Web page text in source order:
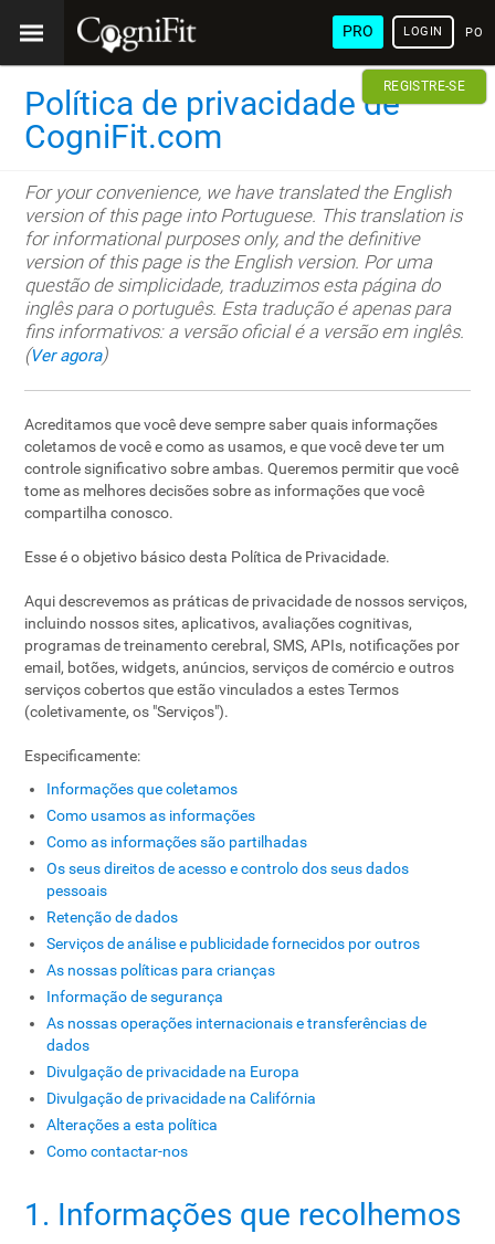
PRO LOGIN
REGISTRE-SE
Política de privacidade de
CogniFit.com
For your convenience, we have translated the English
version of this page into Portuguese. This translation is
for informational purposes only, and the definitive
version of this page is the English version. Por uma
questão de simplicidade, traduzimos esta página do
inglês para o português. Esta tradução é apenas para
fins informativos: a versão oficial é a versão em inglês.
(Ver agora)
Acreditamos que você deve sempre saber quais informações
coletamos de você e como as usamos, e que você deve ter um
controle significativo sobre ambas. Queremos permitir que você
tome as melhores decisões sobre as informações que você
compartilha conosco.
Esse é o objetivo básico desta Política de Privacidade.
Aqui descrevemos as práticas de privacidade de nossos serviços,
incluindo nossos sites, aplicativos, avaliações cognitivas,
programas de treinamento cerebral, SMS, APIs, notificações por
email, botões, widgets, anúncios, serviços de comércio e outros
serviços cobertos que estão vinculados a estes Termos
(coletivamente, os "Serviços").
Especificamente:
Informações que coletamos
Como usamos as informações
Como as informações são partilhadas
Os seus direitos de acesso e controlo dos seus dados
pessoais
Retenção de dados
Serviços de análise e publicidade fornecidos por outros
As nossas políticas para crianças
Informação de segurança
As nossas operações internacionais e transferências de
dados
Divulgação de privacidade na Europa
Divulgação de privacidade na Califórnia
Alterações a esta política
Como contactar-nos
1. Informações que recolhemos